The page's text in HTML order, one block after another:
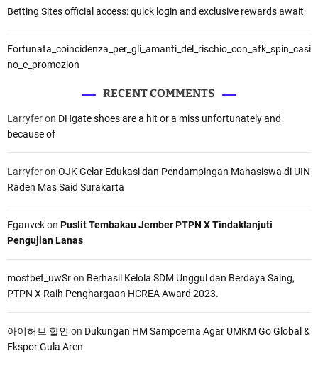
Betting Sites official access: quick login and exclusive rewards await
Fortunata_coincidenza_per_gli_amanti_del_rischio_con_afk_spin_casi
no_e_promozion
RECENT COMMENTS
Larryferon DHgate shoes are a hit or a miss unfortunately and
because of
Larryferon OJK Gelar Edukasi dan Pendampingan Mahasiswa di UIN
Raden Mas Said Surakarta
Eganvekon Puslit Tembakau Jember PTPN X Tindaklanjuti
Pengujian Lanas
mostbet_uwSron Berhasil Kelola SDM Unggul dan Berdaya Saing,
PTPN X Raih Penghargaan HCREA Award 2023.
아이허브 할인 on Dukungan HM Sampoerna Agar UMKM Go Global &
Ekspor Gula Aren